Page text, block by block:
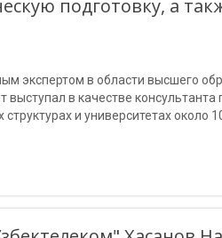
подготовку, а
экспертом в области высшего
в качестве консультанта
и университетах около